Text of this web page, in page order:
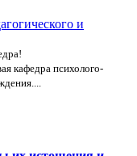
кафедра психолого-